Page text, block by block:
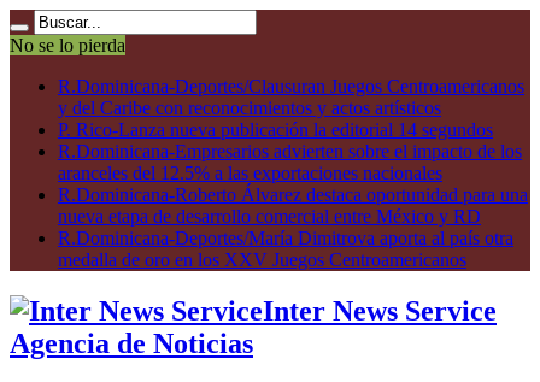
No se lo pierda
R.Dominicana-Deportes/Clausuran Juegos Centroamericanos
y del Caribe con reconocimientos y actos artísticos
P. Rico-Lanza nueva publicación la editorial 14 segundos
R.Dominicana-Empresarios advierten sobre el impacto de los
aranceles del 12.5% a las exportaciones nacionales
R.Dominicana-Roberto Álvarez destaca oportunidad para una
nueva etapa de desarrollo comercial entre México y RD
R.Dominicana-Deportes/María Dimitrova aporta al país otra
medalla de oro en los XXV Juegos Centroamericanos
Inter News Service
Agencia de Noticias